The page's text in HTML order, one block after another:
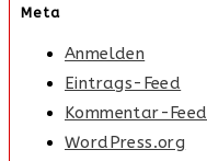
Meta
Anmelden
Eintrags-Feed
Kommentar-Feed
WordPress.org